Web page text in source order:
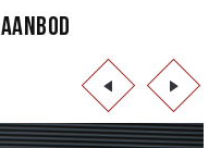
AANBOD